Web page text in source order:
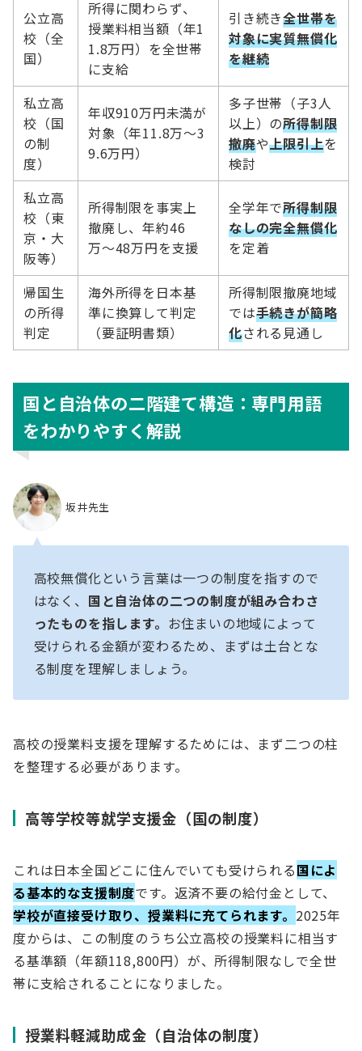
公立高
校（全
国）
所得に関わらず、
授業料相当額（年1
1.8万円）を全世帯
に支給
引き続き全世帯を
対象に実質無償化
を継続
私立高
校（国
の制
度）
年収910万円未満が
対象（年11.8万〜3
9.6万円）
多子世帯（子3人
以上）の所得制限
撤廃や上限引上を
検討
私立高
校（東
京・大
阪等）
所得制限を事実上
撤廃し、年約46
万〜48万円を支援
全学年で所得制限
なしの完全無償化
を定着
帰国生
の所得
判定
海外所得を日本基
準に換算して判定
（要証明書類）
所得制限撤廃地域
では手続きが簡略
化される見通し
国と自治体の二階建て構造：専門用語
をわかりやすく解説
坂井先生
高校無償化という言葉は一つの制度を指すので
はなく、 国と自治体の二つの制度が組み合わさ
ったものを指します。 お住まいの地域によって
受けられる金額が変わるため、まずは土台とな
る制度を理解しましょう。
高校の授業料支援を理解するためには、まず二つの柱
を整理する必要があります。
高等学校等就学支援金（国の制度）
これは日本全国どこに住んでいても受けられる国によ
る基本的な支援制度です。返済不要の給付金として、
学校が直接受け取り、授業料に充てられます。 2025年
度からは、この制度のうち公立高校の授業料に相当す
る基準額（年額118,800円）が、所得制限なしで全世
帯に支給されることになりました。
授業料軽減助成金（自治体の制度）